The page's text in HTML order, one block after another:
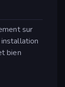
sur
bien